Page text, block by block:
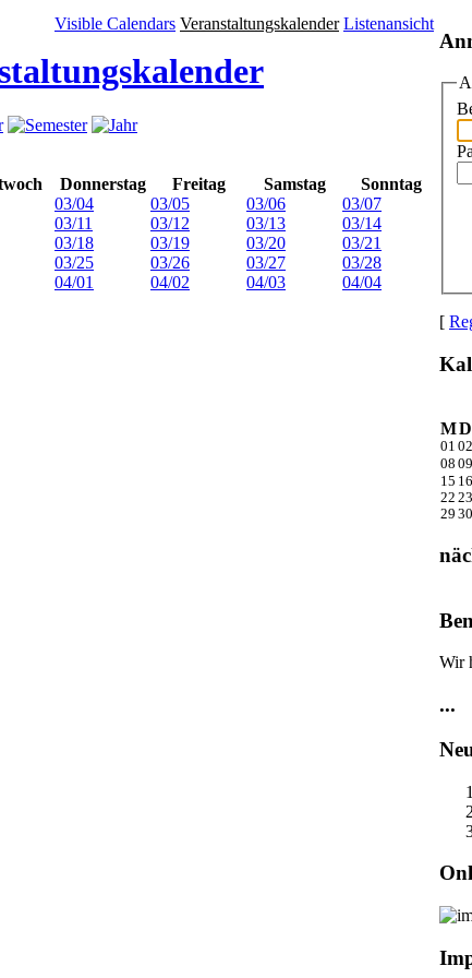
Visible Calendars Veranstaltungskalender Listenansicht
Donnerstag Freitag Samstag
Sonntag
03/04 03/05 03/06
03/07
03/11 03/12 03/13
03/14
03/18 03/19 03/20
03/21
03/25 03/26 03/27
03/28
04/01 04/02 04/03 04/04
[
MD
01 02
08 09
15 16
22 23
29 30
Wir
...